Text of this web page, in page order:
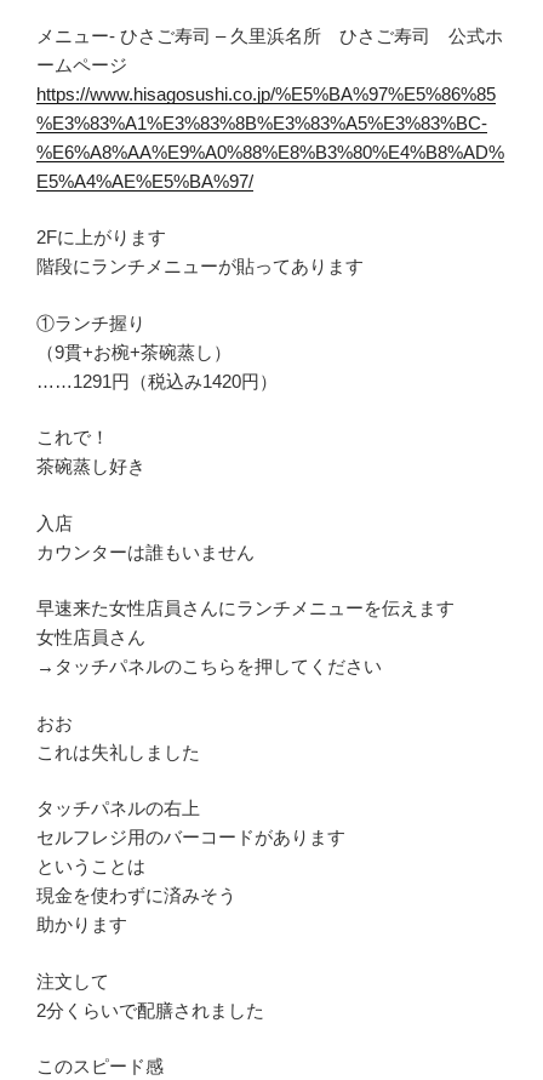
メニュー- ひさご寿司 – 久里浜名所 ひさご寿司 公式ホ
ームページ
https://www.hisagosushi.co.jp/%E5%BA%97%E5%86%85
%E3%83%A1%E3%83%8B%E3%83%A5%E3%83%BC-
%E6%A8%AA%E9%A0%88%E8%B3%80%E4%B8%AD%
E5%A4%AE%E5%BA%97/
2Fに上がります
階段にランチメニューが貼ってあります
①ランチ握り
（9貫+お椀+茶碗蒸し）
……1291円（税込み1420円）
これで！
茶碗蒸し好き
入店
カウンターは誰もいません
早速来た女性店員さんにランチメニューを伝えます
女性店員さん
→タッチパネルのこちらを押してください
おお
これは失礼しました
タッチパネルの右上
セルフレジ用のバーコードがあります
ということは
現金を使わずに済みそう
助かります
注文して
2分くらいで配膳されました
このスピード感